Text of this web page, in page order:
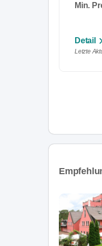
Min.
Detail
Letzte